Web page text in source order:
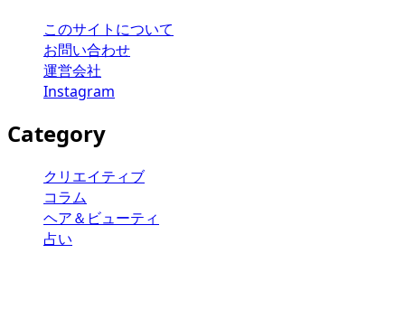
このサイトについて
お問い合わせ
運営会社
Instagram
Category
クリエイティブ
コラム
ヘア＆ビューティ
占い